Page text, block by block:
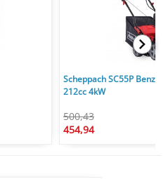
Scheppach SC55P
212cc 4kW
500,43
454,94